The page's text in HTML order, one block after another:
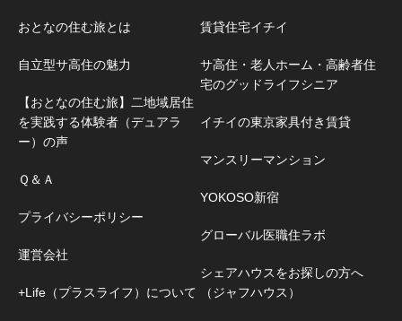
おとなの住む旅とは
自立型サ高住の魅力
【おとなの住む旅】二地域居住
を実践する体験者（デュアラ
ー）の声
Ｑ＆Ａ
プライバシーポリシー
運営会社
+Life（プラスライフ）について
賃貸住宅イチイ
サ高住・老人ホーム・高齢者住
宅のグッドライフシニア
イチイの東京家具付き賃貸
マンスリーマンション
YOKOSO新宿
グローバル医職住ラボ
シェアハウスをお探しの方へ
（ジャフハウス）